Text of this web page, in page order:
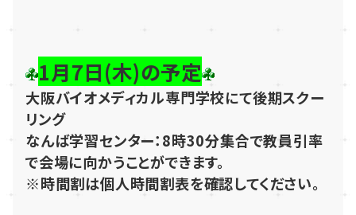
1月7日(木)の予定
大阪バイオメディカル専門学校にて後期スクー
リング
なんば学習センター：8時30分集合で教員引率
で会場に向かうことができます。
※時間割は個人時間割表を確認してください。